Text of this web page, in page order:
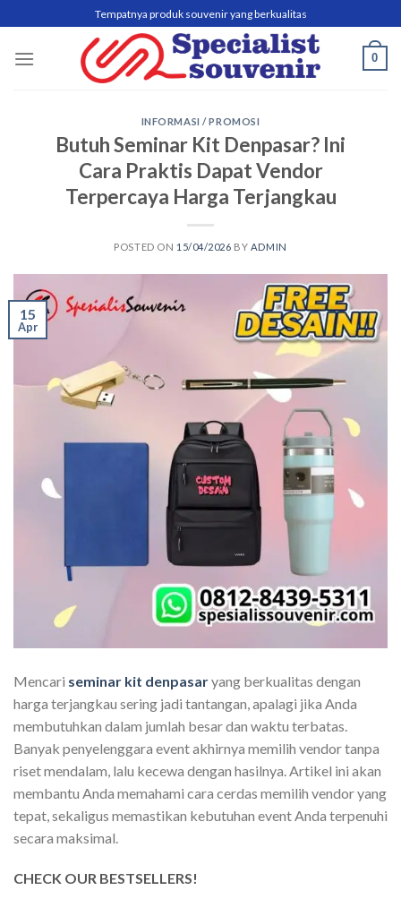
to
content
Tempatnya produk souvenir yang berkualitas
0
INFORMASI / PROMOSI
Butuh Seminar Kit Denpasar? Ini
Cara Praktis Dapat Vendor
Terpercaya Harga Terjangkau
POSTED ON 15/04/2026 BY ADMIN
15
Apr
Mencari seminar kit denpasaryang berkualitas dengan
harga terjangkau sering jadi tantangan, apalagi jika Anda
membutuhkan dalam jumlah besar dan waktu terbatas.
Banyak penyelenggara event akhirnya memilih vendor tanpa
riset mendalam, lalu kecewa dengan hasilnya. Artikel ini akan
membantu Anda memahami cara cerdas memilih vendor yang
tepat, sekaligus memastikan kebutuhan event Anda terpenuhi
secara maksimal.
CHECK OUR BESTSELLERS!